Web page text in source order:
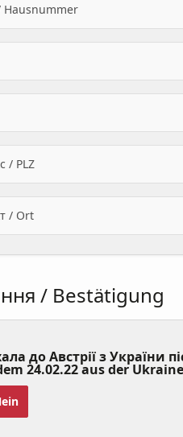
Hausnummer
/ PLZ
/ Ort
/ Bestätigung
до Австрії з України
24.02.22 aus der